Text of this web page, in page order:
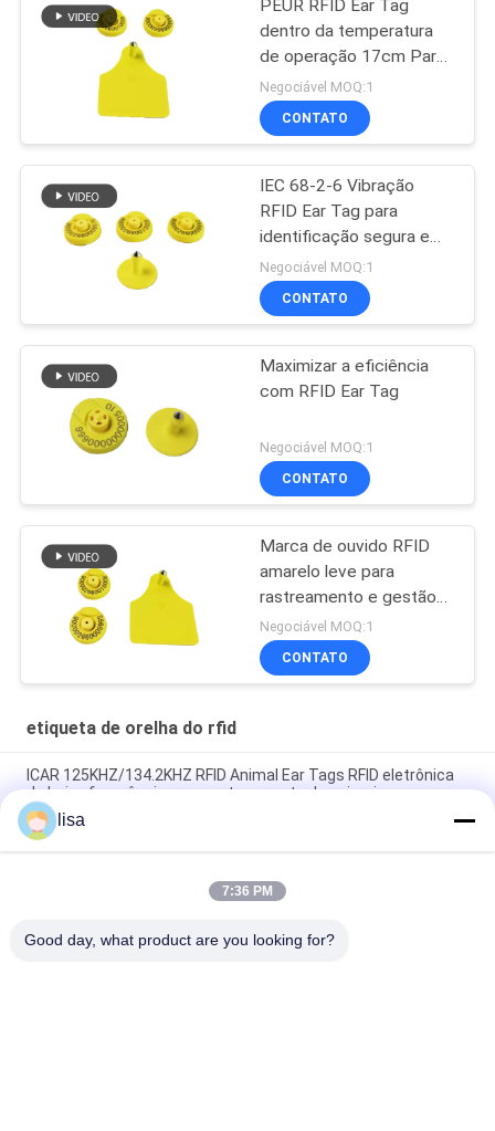
PEUR RFID Ear Tag
dentro da temperatura
de operação 17cm Para
gestão de gado
Negociável MOQ:1
CONTATO
IEC 68-2-6 Vibração
RFID Ear Tag para
identificação segura e
precisa
Negociável MOQ:1
CONTATO
Maximizar a eficiência
com RFID Ear Tag
Negociável MOQ:1
CONTATO
Marca de ouvido RFID
amarelo leve para
rastreamento e gestão
de gado
Negociável MOQ:1
CONTATO
etiqueta de orelha do rfid
ICAR 125KHZ/134.2KHZ RFID Animal Ear Tags RFID eletrônica
de baixa frequência para rastreamento de animais
ISO11784/85 Marcas de identificação de animais certificadas
para gestão fácil de bovinos e ovinos
RFID Ear Tag Marcas de ouvido de gado Melhorar o
lisa
7:36 PM
Good day, what product are you looking for?